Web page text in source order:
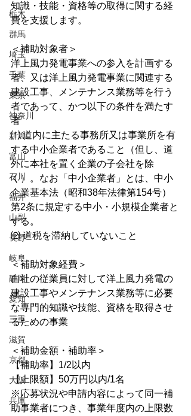
栃木
群馬
埼玉
千葉
東京
神奈川
新潟
富山
石川
福井
山梨
長野
岐阜
静岡
愛知
三重
滋賀
京都
大阪
兵庫
知識・技能・資格等の取得に関する経
費を支援します。
＜補助対象者＞
洋上風力発電事業への参入を計画する
者、又は洋上風力発電事業に関連する
建設工事、メンテナンス業務等を行う
者であって、かつ以下の条件を満たす
者
⑴ 道内に主たる事務所又は事業所を有
する中小企業者であること（但し、道
外に本社を置く企業の子会社を除
く）。なお「中小企業者」とは、中小
企業基本法（昭和38年法律第154号）
第2条に規定する中小・小規模企業者と
する。
⑵ 道税を滞納していないこと
＜補助対象経費＞
自社の従業員に対して洋上風力発電の
建設工事やメンテナンス業務等に必要
な専門的知識や技能、資格を取得させ
るための事業
＜補助金額・補助率＞
【補助率】1/2以内
【上限額】50万円以内/1名
※応募状況や申請内容によって同一補
助事業者につき、事業年度内の上限数